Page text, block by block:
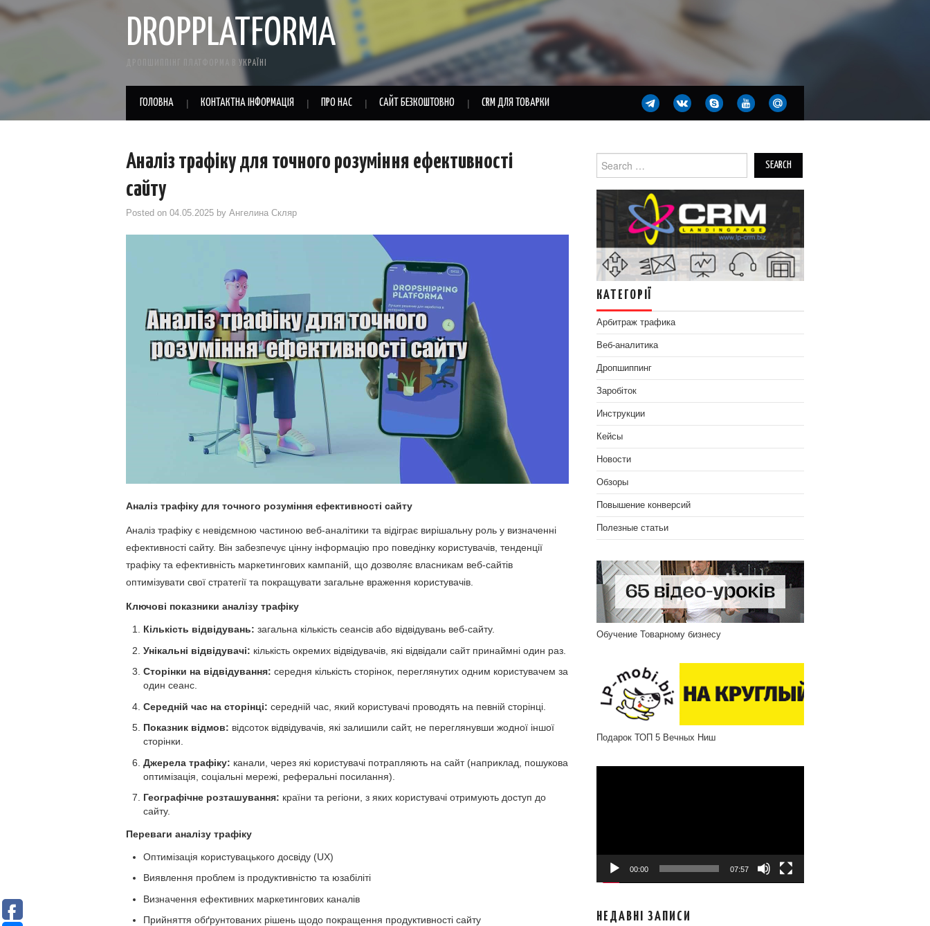
DROPPLATFORMA
ДРОПШИППІНГ ПЛАТФОРМА В УКРАЇНІ
ГОЛОВНА КОНТАКТНА ІНФОРМАЦІЯ ПРО НАС САЙТ БЕЗКОШТОВНО CRM ДЛЯ ТОВАРКИ
Аналіз трафіку для точного розуміння ефективності
сайту
Posted on 04.05.2025 by Ангелина Скляр
Аналіз трафіку для точного розуміння ефективності сайту
Аналіз трафіку є невідємною частиною веб-аналітики та відіграє вирішальну роль у визначенні
ефективності сайту. Він забезпечує цінну інформацію про поведінку користувачів, тенденції
трафіку та ефективність маркетингових кампаній, що дозволяє власникам веб-сайтів
оптимізувати свої стратегії та покращувати загальне враження користувачів.
Ключові показники аналізу трафіку
Кількість відвідувань: загальна кількість сеансів або відвідувань веб-сайту.
Унікальні відвідувачі: кількість окремих відвідувачів, які відвідали сайт принаймні один раз.
Сторінки на відвідування: середня кількість сторінок, переглянутих одним користувачем за
один сеанс.
Середній час на сторінці: середній час, який користувачі проводять на певній сторінці.
Показник відмов: відсоток відвідувачів, які залишили сайт, не переглянувши жодної іншої
сторінки.
Джерела трафіку: канали, через які користувачі потрапляють на сайт (наприклад, пошукова
оптимізація, соціальні мережі, реферальні посилання).
Географічне розташування: країни та регіони, з яких користувачі отримують доступ до
сайту.
Переваги аналізу трафіку
Оптимізація користувацького досвіду (UX)
Виявлення проблем із продуктивністю та юзабіліті
Визначення ефективних маркетингових каналів
Прийняття обґрунтованих рішень щодо покращення продуктивності сайту
for:
КАТЕГОРІЇ
Арбитраж трафика
Веб-аналитика
Дропшиппинг
Заробіток
Инструкции
Кейсы
Новости
Обзоры
Повышение конверсий
Полезные статьи
Обучение Товарному бизнесу
Подарок ТОП 5 Вечных Ниш
00:00 07:57
НЕДАВНІ ЗАПИСИ